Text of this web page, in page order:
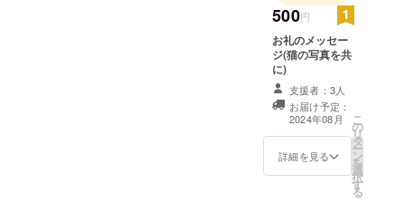
500円
お礼のメッセー
ジ(猫の写真を共
に)
支援者：3人
お届け予定：
2024年08月
詳細を見る
こ
の
リ
タ
ー
ン
を
選
択
す
る